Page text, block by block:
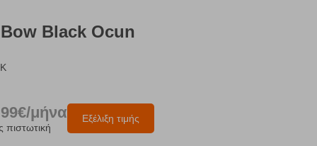
Black Ocun
Εξέλιξη τιμής
μήνα
πιστωτική